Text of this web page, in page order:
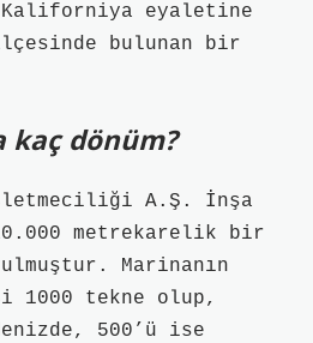
Kaliforniya eyaletine
bulunan bir
kaç dönüm?
A.Ş. İnşa
metrekarelik bir
Marinanın
1000 tekne olup,
500’ü ise